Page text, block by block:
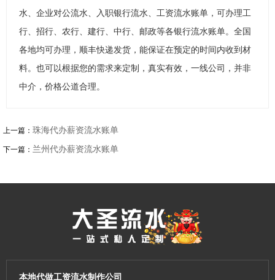
水、企业对公流水、入职银行流水、工资流水账单，可办理工
行、招行、农行、建行、中行、邮政等各银行流水账单。全国
各地均可办理，顺丰快递发货，能保证在预定的时间内收到材
料。也可以根据您的需求来定制，真实有效，一线公司，并非
中介，价格公道合理。
上一篇： 珠海代办薪资流水账单
下一篇： 兰州代办薪资流水账单
本地代做工资流水制作公司